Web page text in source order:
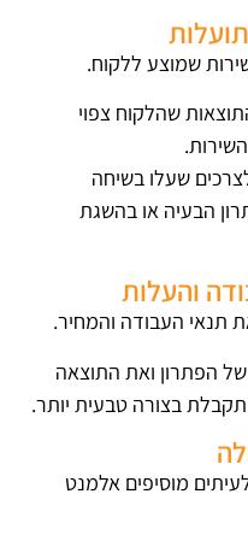
שמוצע ללקוח.
שהלקוח צפוי
שעלו בשיחה
הבעיה או בהשגת
תנאי העבודה והמחיר.
הפתרון ואת התוצאה
בצורה טבעית יותר.
מוסיפים אלמנט